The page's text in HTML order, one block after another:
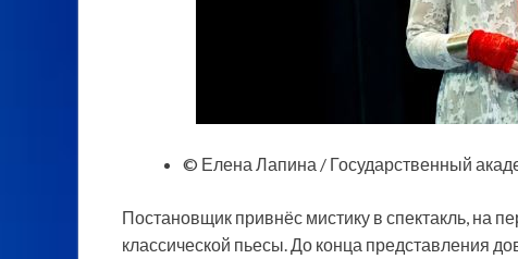
© Елена Лапина / Государственный
Постановщик привнёс мистику в спектакль, на
классической пьесы. До конца представления